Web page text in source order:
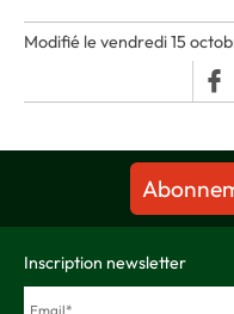
Modifié le vendredi 15
Inscription newsletter